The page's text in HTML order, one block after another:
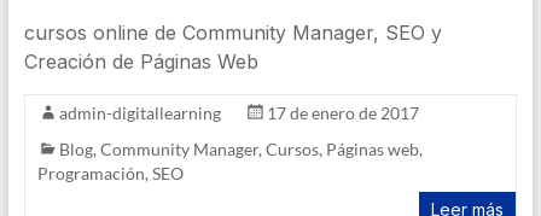
cursos online de Community Manager, SEO y
Creación de Páginas Web
admin-digitallearning
17 de enero de 2017
Blog, Community Manager, Cursos, Páginas web,
Programación, SEO
Leer más